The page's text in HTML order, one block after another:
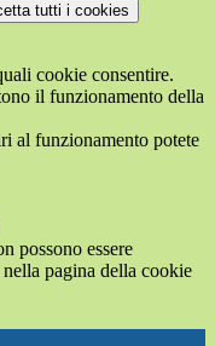
tutti i cookies
cookie consentire.
il funzionamento della
al funzionamento potete
possono essere
pagina della cookie